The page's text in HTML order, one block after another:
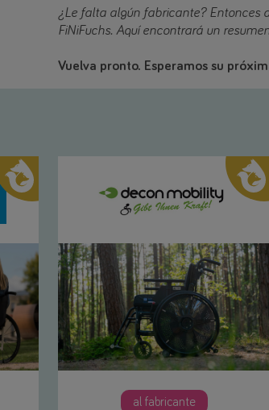
¿Le falta algún fabricante? Entonces
FiNiFuchs. Aquí encontrará un
Vuelva pronto. Esperamos su
al fabricante